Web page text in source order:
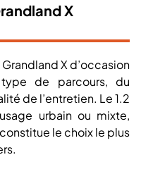
X
X d’occasion
de parcours, du
de l’entretien. Le 1.2
urbain ou mixte,
le choix le plus